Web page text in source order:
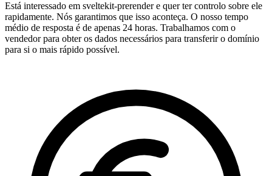
Está interessado em sveltekit-prerender e quer ter controlo sobre ele
rapidamente. Nós garantimos que isso aconteça. O nosso tempo
médio de resposta é de apenas 24 horas. Trabalhamos com o
vendedor para obter os dados necessários para transferir o domínio
para si o mais rápido possível.